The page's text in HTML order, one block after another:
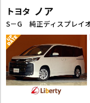
トヨタ ノア